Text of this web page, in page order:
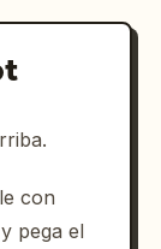
con
pega el